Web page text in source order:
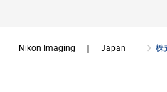
Nikon Imaging ｜ Japan 株